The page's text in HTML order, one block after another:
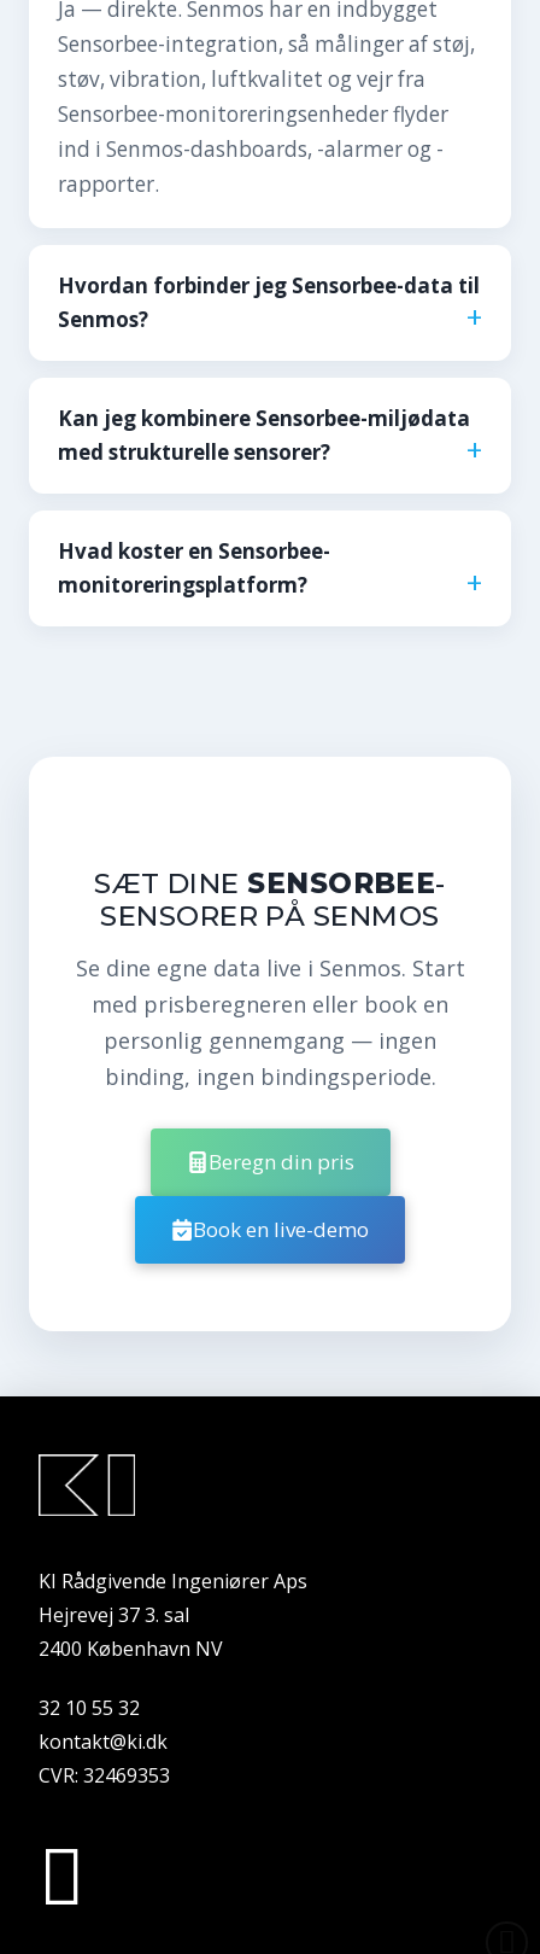
Ja — direkte. Senmos har en indbygget
Sensorbee-integration, så målinger af støj,
støv, vibration, luftkvalitet og vejr fra
Sensorbee-monitoreringsenheder flyder
ind i Senmos-dashboards, -alarmer og -
rapporter.
Hvordan forbinder jeg Sensorbee-data til
Senmos?
Kan jeg kombinere Sensorbee-miljødata
med strukturelle sensorer?
Hvad koster en Sensorbee-
monitoreringsplatform?
SÆT DINE SENSORBEE-
SENSORER PÅ SENMOS
Se dine egne data live i Senmos. Start
med prisberegneren eller book en
personlig gennemgang — ingen
binding, ingen bindingsperiode.
Beregn din pris
Book en live-demo
KI Rådgivende Ingeniører Aps
Hejrevej 37 3. sal
2400 København NV
32 10 55 32
kontakt@ki.dk
CVR: 32469353